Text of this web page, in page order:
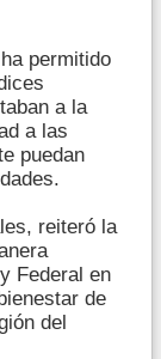
permitido
a la
a las
puedan
reiteró la
Federal en
de
del